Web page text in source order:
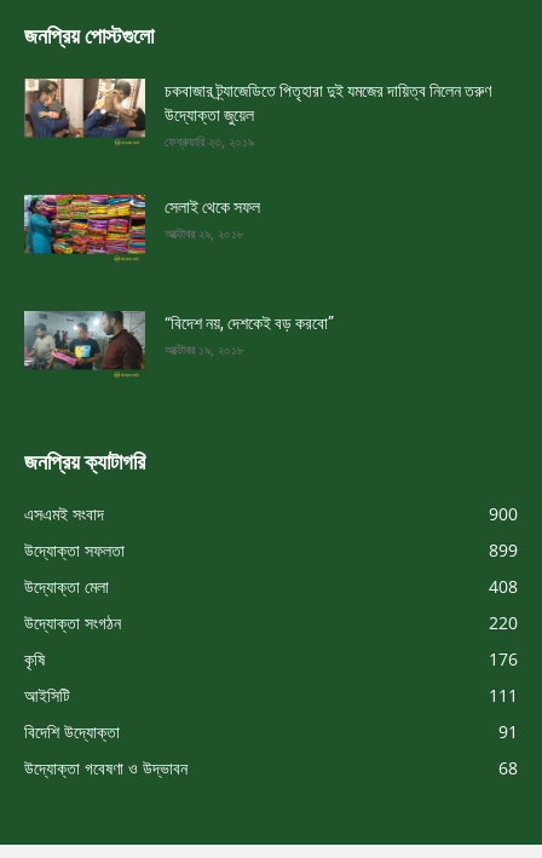
জনপ্রিয় পোস্টগুলো
চকবাজার ট্র্যাজেডিতে পিতৃহারা দুই যমজের দায়িত্ব নিলেন তরুণ
উদ্যোক্তা জুয়েল
ফেব্রুয়ারি ২৩, ২০১৯
সেলাই থেকে সফল
অক্টোবর ২৯, ২০১৮
“বিদেশ নয়, দেশকেই বড় করবো”
অক্টোবর ১৯, ২০১৮
জনপ্রিয় ক্যাটাগরি
এসএমই সংবাদ
900
উদ্যোক্তা সফলতা
899
উদ্যোক্তা মেলা
408
উদ্যোক্তা সংগঠন
220
কৃষি
176
আইসিটি
111
বিদেশি উদ্যোক্তা
91
উদ্যোক্তা গবেষণা ও উদ্ভাবন
68